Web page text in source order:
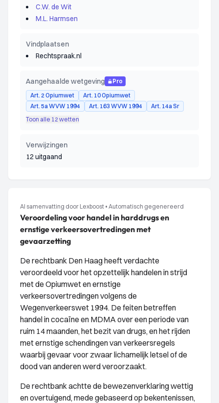
C.W. de Wit
M.L. Harmsen
Vindplaatsen
Rechtspraak.nl
Aangehaalde wetgeving
Pro
Art. 2 Opiumwet
Art. 10 Opiumwet
Art. 5a WVW 1994
Art. 163 WVW 1994
Art. 14a Sr
Toon alle 12 wetten
Verwijzingen
12 uitgaand
AI samenvatting door Lexboost • Automatisch gegenereerd
Veroordeling voor handel in harddrugs en
ernstige verkeersovertredingen met
gevaarzetting
De rechtbank Den Haag heeft verdachte
veroordeeld voor het opzettelijk handelen in strijd
met de Opiumwet en ernstige
verkeersovertredingen volgens de
Wegenverkeerswet 1994. De feiten betreffen
handel in cocaïne en MDMA over een periode van
ruim 14 maanden, het bezit van drugs, en het rijden
met ernstige schendingen van verkeersregels
waarbij gevaar voor zwaar lichamelijk letsel of de
dood van anderen werd veroorzaakt.
De rechtbank achtte de bewezenverklaring wettig
en overtuigend, mede gebaseerd op bekentenissen,